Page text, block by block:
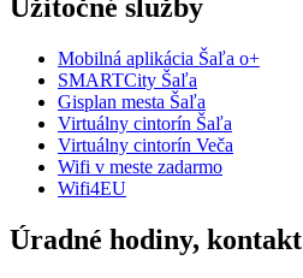
Užitočné služby
Mobilná aplikácia Šaľa o+
SMARTCity Šaľa
Gisplan mesta Šaľa
Virtuálny cintorín Šaľa
Virtuálny cintorín Veča
Wifi v meste zadarmo
Wifi4EU
Úradné hodiny, kontakt